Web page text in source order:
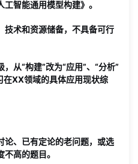
智能通用模型构建》。
技术和资源储备，不具备可行
从“构建”改为“应用”、“分析”
在XX领域的具体应用现状综
论、已有定论的老问题，或选
高的题目。